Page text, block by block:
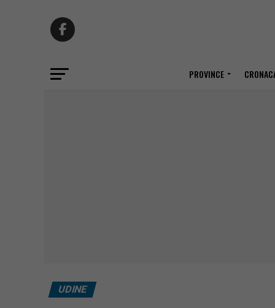
PROVINCE
UDINE